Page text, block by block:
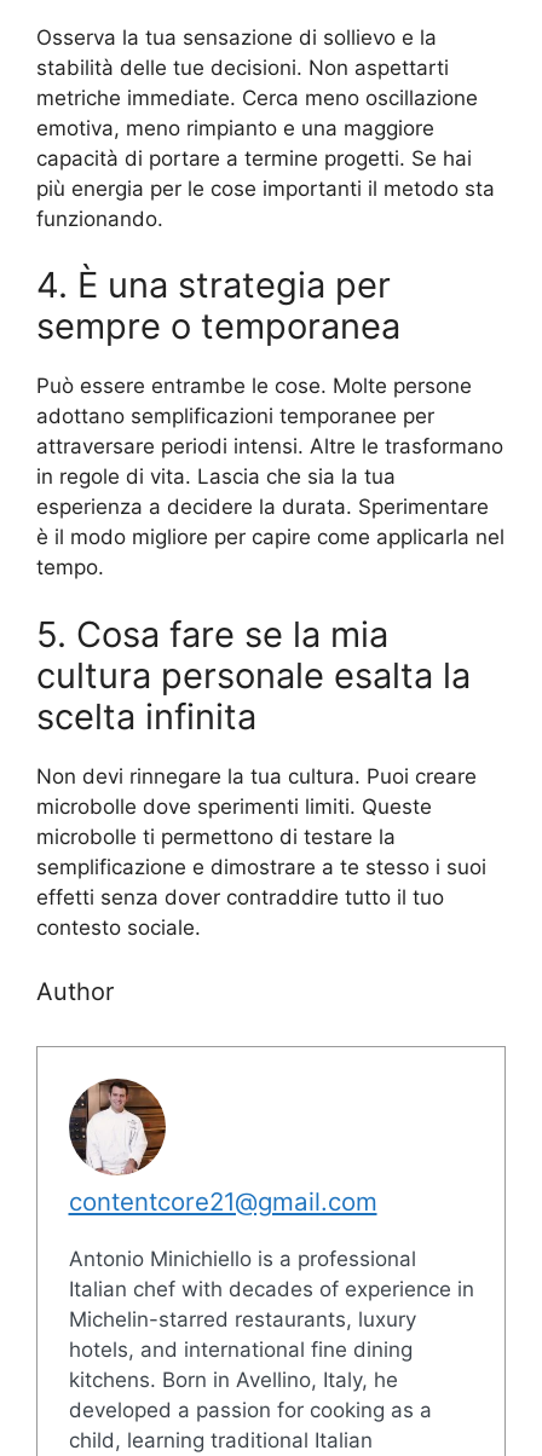
Osserva la tua sensazione di sollievo e la
stabilità delle tue decisioni. Non aspettarti
metriche immediate. Cerca meno oscillazione
emotiva, meno rimpianto e una maggiore
capacità di portare a termine progetti. Se hai
più energia per le cose importanti il metodo sta
funzionando.
4. È una strategia per
sempre o temporanea
Può essere entrambe le cose. Molte persone
adottano semplificazioni temporanee per
attraversare periodi intensi. Altre le trasformano
in regole di vita. Lascia che sia la tua
esperienza a decidere la durata. Sperimentare
è il modo migliore per capire come applicarla nel
tempo.
5. Cosa fare se la mia
cultura personale esalta la
scelta infinita
Non devi rinnegare la tua cultura. Puoi creare
microbolle dove sperimenti limiti. Queste
microbolle ti permettono di testare la
semplificazione e dimostrare a te stesso i suoi
effetti senza dover contraddire tutto il tuo
contesto sociale.
Author
contentcore21@gmail.com
Antonio Minichiello is a professional
Italian chef with decades of experience in
Michelin-starred restaurants, luxury
hotels, and international fine dining
kitchens. Born in Avellino, Italy, he
developed a passion for cooking as a
child, learning traditional Italian